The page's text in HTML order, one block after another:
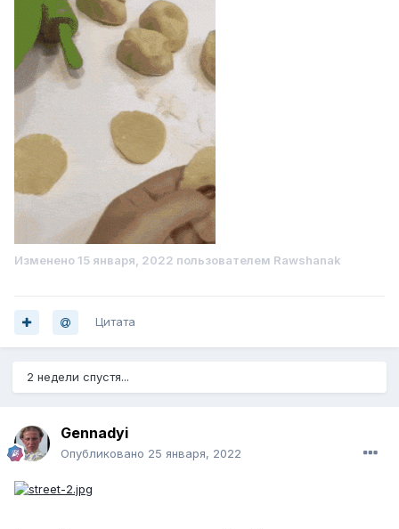
Изменено 15 января, 2022 пользователем Rawshanak
Цитата
2 недели спустя...
Gennadyi
Опубликовано 25 января, 2022